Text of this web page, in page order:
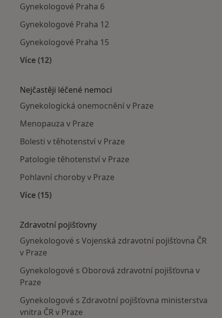
Gynekologové Praha 6
Gynekologové Praha 12
Gynekologové Praha 15
Více (12)
Nejčastěji léčené nemoci
Gynekologická onemocnění v Praze
Menopauza v Praze
Bolesti v těhotenství v Praze
Patologie těhotenství v Praze
Pohlavní choroby v Praze
Více (15)
Zdravotní pojišťovny
Gynekologové s Vojenská zdravotní pojišťovna ČR
v Praze
Gynekologové s Oborová zdravotní pojišťovna v
Praze
Gynekologové s Zdravotní pojišťovna ministerstva
vnitra ČR v Praze